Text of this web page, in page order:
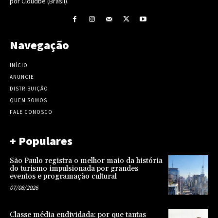
Navegação
INÍCIO
ANUNCIE
DISTRIBUIÇÃO
QUEM SOMOS
FALE CONOSCO
+ Populares
São Paulo registra o melhor maio da história
do turismo impulsionada por grandes
eventos e programação cultural
07/08/2026
Classe média endividada: por que tantas